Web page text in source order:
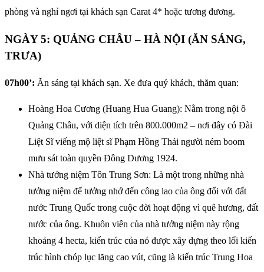
phòng và nghỉ ngơi tại khách sạn Carat 4* hoặc tương đương.
NGÀY 5: QUẢNG CHÂU – HÀ NỘI (ĂN SÁNG,
TRƯA)
07h00’: Ăn sáng tại khách sạn. Xe đưa quý khách, thăm quan:
Hoàng Hoa Cương (Huang Hua Guang): Nằm trong nội ô
Quảng Châu, với diện tích trên 800.000m2 – nơi đây có Đài
Liệt Sĩ viếng mộ liệt sĩ Phạm Hồng Thái người ném boom
mưu sát toàn quyền Đông Dương 1924.
Nhà tưởng niệm Tôn Trung Sơn: Là một trong những nhà
tưởng niệm để tưởng nhớ đến công lao của ông đối với đất
nước Trung Quốc trong cuộc đời hoạt động vì quê hương, đất
nước của ông. Khuôn viên của nhà tưởng niệm này rộng
khoảng 4 hecta, kiến trúc của nó được xây dựng theo lối kiến
trúc hình chóp lục lăng cao vút, cũng là kiến trúc Trung Hoa